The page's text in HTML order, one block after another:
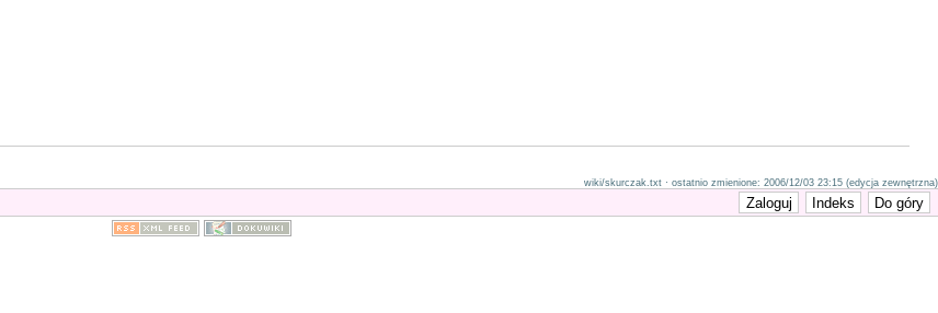
wiki/skurczak.txt · ostatnio zmienione: 2006/12/03 23:15 (edycja zewnętrzna)